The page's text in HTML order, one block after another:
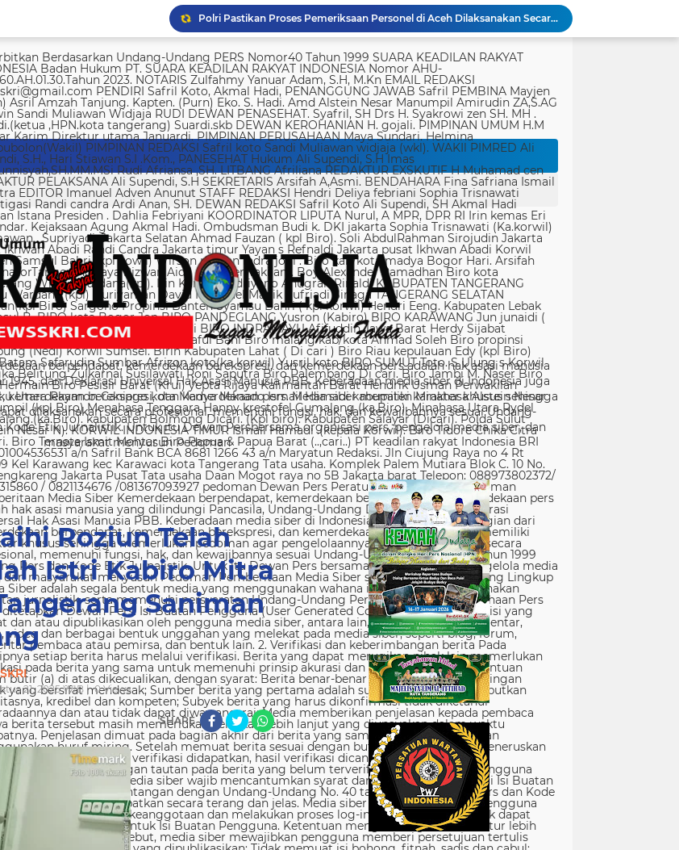
Polri Pastikan Proses Pemeriksaan Personel di Aceh Dilaksanakan Secara Profesional dan Transparan
Kondisi Makam Pahlawan Nasional Tuanku Imam Bonjol Dikeluhkan, Masyarakat Harap Pemerintah Segera Lakukan Pembenahan
35.936 Anak Muda Main Bareng di Kapolri Cup 2026, Wakapolri: Jangan Cuma Jadi Penonton, Jadilah Talenta Digital
Imigrasi deportasi 25 WN Vietnam terkait izin tinggal
zen SH. MH . Suardi.(ketua ,HPN.kota tangerang) Suardi.skb DEWAN KEROHANIAN H. gojali. PIMPINAN UMUM H.M Qemar Karim Direktur utama Januardi. PIMPINAN PERUSAHAAN Maya Sundari. Helmina Tampubolon(Wakil) PIMPINAN REDAKSI Safril koto Sandi Muliawan widjaja (wkl). WAKIl PIMRED Ali Supendi, S.H., Hari Stiawan S.I .Kom., PANESEHAT Hukum Ali Supendi, S.H Imas Hilatunnisyah,SH.MM.MSi Rudi Afriansa ,SH. LITBANG Afriliana REDAKTUR EXSKUTIF H Muhamad cen REDAKTUR PELAKSANA Ali Supendi, S.H SEKRETARIS Arsifah A,Asmi. BENDAHARA Fina Safriana Ismail Saputra EDITOR Imanuel Adven Anunut STAFF REDAKSI Hendri Deliya febriani Sophia Trisnawati Investigasi Randi candra Ardi Anan, SH. DEWAN REDAKSI Safril Koto Ali Supendi, SH Akmal Hadi Liputan Istana Presiden . Dahlia Febriyani KOORDINATOR LIPUTA Nurul, A MPR, DPR RI Irin kemas Eri Sunandar. Kejaksaan Agung Akmal Hadi. Ombudsman Budi k. DKI jakarta Sophia Trisnawati (Ka.korwil) Hermawan . Supriyadi. Jakarta Selatan Ahmad Fauzan ( kpl Biro). Soli AbdulRahman Sirojudin Jakarta barat Ikhwan Abadi Randi Candra Jakarta timur Yayan s Refnaldi Jakarta pusat Ikhwan Abadi Korwil Banten Samsul Bahri (kpl kowil) Wirson risman Indra joni . Biro kab/kota madya Bogor Hari. Arsifah KordinatorTangerang raya Rizwan Aidil ( kpl. Perwakilan). Boy Alexander Ramadhan Biro kota Tangerang Wisnu Wardana(kpl). Irin Kamas Andriyano Anugrah Rinaldi KABUPATEN TANGERANG Wisnu Wardana (kpl) Nuriyaman David Natanael Manik Sufriadi Sinaga TANGERANG SELATAN Dirman(kpl Biro) Sargono Propinsi Banten Syamsu Bahri ( kpl korwil) Hendri Eeng. Kabupaten Lebak Syamsul B. BIRO kota Bogor Jon BIRO PANDEGLANG Yusron (Kabiro) BIRO KARAWANG Jun junaidi ( kpl Biro) Ugi . BIRO KUNINGAN Nurhadi BIRO INDRAMAYU Afifuddin Jawa Barat Herdy Sijabat (kapowil). BIRO JAWA TIMUR Sofiyan Saful Bahi Biro malang kab/kota Ahmad Soleh Biro propinsi Lampung (Nedi) Korwil Sumsel. Birin Kabupaten Lahat ( Di cari ) Biro Riau kepulauan Edy (kpl Biro) Biro Batam Safarudin Sumbar Afrizon koto(ka korwil) Yusril koto BIRO SUMUT Toto. S Ulung s Korwil Bangka Belitung Zulkarnai Susilawati Roni Saputra Biro Palembang Di cari. Biro Jambi M. Naser Biro Riau Hermain Biro Pesisir Barat (Krui) yepta Rijaya Kalimantan Barat Hendrik Usman Perwakilan Maluku Utara Raymon Caniago kota Madya Manado Ismail Hamadi kabupaten Minahasa Alstein Nesar Manumpil (kpl Biro) Menahasa Tenggara Hanny krestofel Gumalang (ka.Biro). Minahasa Utara Rydel Gumalang.(ka.Biro). kabupaten Bolmong Dicari. (Kpl biro). Kabupaten Salayar (Dicari). Polda Sulut (Alstein Nesar N). KORWIL INDONESIA TIMUR Ismail Hamadi .(kepala Korwil). Biro Tidore Chika Citra lestari. Biro Ternate Ismit Mohtar Biro Papua & Papua Barat (..,cari..) PT keadilan rakyat Indonesia BRI 720701004536531 a/n Safril Bank BCA 8681 1266 43 a/n Maryatun Redaksi. Jln Ciujung Raya no 4 Rt 01/009 Kel Karawang kec Karawaci kota Tangerang Tata usaha. Komplek Palem Mutiara Blok C. 10 No. 66 Cengkareng Jakarta Pusat Tata usaha Daan Mogot raya no 5B Jakarta barat Telepon: 088973802372/ 0858315860 / 0821134676 /081367093927 pedoman Dewan Pers Peraturan Dewan Pers Pedoman Pemberitaan Media Siber Kemerdekaan berpendapat, kemerdekaan berekspresi, dan kemerdekaan pers adalah hak asasi manusia yang dilindungi Pancasila, Undang-Undang Dasar 1945, dan Deklarasi Universal Hak Asasi Manusia PBB. Keberadaan media siber di Indonesia juga merupakan bagian dari kemerdekaan berpendapat, kemerdekaan berekspresi, dan kemerdekaan pers. Media siber memiliki karakter khusus sehingga memerlukan pedoman agar pengelolaannya dapat dilaksanakan secara profesional, memenuhi fungsi, hak, dan kewajibannya sesuai Undang-Undang Nomor 40 Tahun 1999 tentang Pers dan Kode Etik Jurnalistik. Untuk itu Dewan Pers bersama organisasi pers, pengelola media siber, dan masyarakat menyusun Pedoman Pemberitaan Media Siber sebagai berikut: 1. Ruang Lingkup Media Siber adalah segala bentuk media yang menggunakan wahana internet dan melaksanakan kegiatan jurnalistik, serta memenuhi persyaratan Undang-Undang Pers dan Standar Perusahaan Pers yang ditetapkan Dewan Pers. Isi Buatan Pengguna (User Generated Content) adalah segala isi yang dibuat dan atau dipublikasikan oleh pengguna media siber, antara lain, artikel, gambar, komentar, suara, video dan berbagai bentuk unggahan yang melekat pada media siber, seperti blog, forum, komentar pembaca atau pemirsa, dan bentuk lain. 2. Verifikasi dan keberimbangan berita Pada prinsipnya setiap berita harus melalui verifikasi. Berita yang dapat merugikan pihak lain memerlukan verifikasi pada berita yang sama untuk memenuhi prinsip akurasi dan keberimbangan. Ketentuan dalam butir (a) di atas dikecualikan, dengan syarat: Berita benar-benar mengandung kepentingan publik yang bersifat mendesak; Sumber berita yang pertama adalah sumber yang jelas disebutkan identitasnya, kredibel dan kompeten; Subyek berita yang harus dikonfirmasi tidak diketahui keberadaannya dan atau tidak dapat diwawancarai; Media memberikan penjelasan kepada pembaca bahwa berita tersebut masih memerlukan verifikasi lebih lanjut yang diupayakan dalam waktu secepatnya. Penjelasan dimuat pada bagian akhir dari berita yang sama, di dalam kurung dan menggunakan huruf miring. Setelah memuat berita sesuai dengan butir (c), media wajib meneruskan upaya verifikasi, dan setelah verifikasi didapatkan, hasil verifikasi dicantumkan pada berita pemutakhiran (update) dengan tautan pada berita yang belum terverifikasi. 3. Isi Buatan Pengguna (User Generated Content) Media siber wajib mencantumkan syarat dan ketentuan mengenai Isi Buatan Pengguna yang tidak bertentangan dengan Undang-Undang No. 40 tahun 1999 tentang Pers dan Kode Etik Jurnalistik, yang ditempatkan secara terang dan jelas. Media siber mewajibkan setiap pengguna untuk melakukan registrasi keanggotaan dan melakukan proses log-in terlebih dahulu untuk dapat mempublikasikan semua bentuk Isi Buatan Pengguna. Ketentuan mengenai log-in akan diatur lebih lanjut. Dalam registrasi tersebut, media siber mewajibkan pengguna memberi persetujuan tertulis bahwa Isi Buatan Pengguna yang dipublikasikan: Tidak memuat isi bohong, fitnah, sadis dan cabul; Tidak memuat isi yang mengandung prasangka dan kebencian terkait dengan suku, agama, ras, dan antargolongan (SARA), serta menganjurkan tindakan kekerasan; Tidak memuat isi diskriminatif atas dasar perbedaan jenis kelamin dan bahasa, serta tidak merendahkan martabat orang lemah, miskin, sakit, cacat jiwa, atau cacat jasmani. Media siber memiliki kewenangan mutlak untuk mengedit atau menghapus Isi Buatan Pengguna yang bertentangan dengan butir (c). Media siber wajib menyediakan mekanisme pengaduan Isi Buatan Pengguna yang dinilai melanggar ketentuan pada butir (c). Mekanisme tersebut harus disediakan di tempat yang dengan mudah dapat diakses pengguna. Media siber wajib menyunting, menghapus, dan melakukan tindakan koreksi setiap Isi Buatan Pengguna yang dilaporkan dan melanggar ketentuan butir (c), sesegera mungkin secara proporsional selambat-lambatnya 2 x 24 jam setelah pengaduan diterima. Media siber yang telah memenuhi ketentuan pada butir (a), (b), (c), dan (f) tidak dibebani tanggung jawab atas masalah yang ditimbulkan akibat pemuatan isi yang melanggar ketentuan pada butir (c). Media siber bertanggung jawab atas Isi Buatan Pengguna yang dilaporkan bila tidak mengambil tindakan koreksi setelah batas waktu sebagaimana tersebut pada butir (f). 4. Ralat, Koreksi, dan Hak Jawab Ralat, koreksi, dan hak jawab mengacu pada Undang-Undang Pers, Kode Etik Jurnalistik, dan Pedoman Hak Jawab yang ditetapkan Dewan Pers. Ralat, koreksi dan atau hak jawab wajib ditautkan pada berita yang diralat, dikoreksi atau yang diberi hak jawab. Di setiap berita ralat, koreksi, dan hak jawab wajib dicantumkan waktu pemuatan ralat, koreksi, dan atau hak jawab tersebut. Bila suatu berita media siber tertentu disebarluaskan media siber lain, maka: Tanggung jawab media siber pembuat berita terbatas pada berita yang dipublikasikan di media siber tersebut atau media siber yang berada di bawah otoritas teknisnya; Koreksi berita yang dilakukan oleh sebuah media siber, juga harus dilakukan oleh media siber lain yang mengutip berita dari media siber yang dikoreksi itu; Media yang menyebarluaskan berita dari sebuah media siber dan tidak melakukan koreksi atas berita sesuai yang dilakukan oleh media siber pemilik dan atau pembuat berita tersebut, bertanggung jawab penuh atas semua akibat hukum dari berita yang tidak dikoreksinya itu. Sesuai dengan Undang-Undang Pers, media siber yang tidak melayani hak jawab dapat dijatuhi sanksi hukum pidana denda paling banyak Rp500.000.000 (Lima ratus juta rupiah). 5. Pencabutan Berita Berita yang sudah dipublikasikan tidak dapat dicabut karena alasan penyensoran dari pihak luar redaksi, kecuali terkait masalah SARA, kesusilaan, masa depan anak, pengalaman traumatik korban atau berdasarkan pertimbangan khusus lain yang ditetapkan Dewan Pers. Media siber lain wajib mengikuti pencabutan kutipan berita dari media asal yang telah dicabut. Pencabutan berita wajib disertai dengan alasan pencabutan dan diumumkan kepada publik. 6. Iklan Media siber wajib membedakan dengan tegas antara produk berita dan iklan. Setiap berita/artikel/isi yang merupakan iklan dan atau isi berbayar wajib mencantumkan keterangan ”advertorial”, ”iklan”, ”ads”, ”spons
berpendapat, kemerdekaan berekspresi, dan kemerdekaan pers adalah hak asasi manusia
dan Deklarasi Universal Hak Asasi Manusia PBB. Keberadaan media siber di Indonesia juga
berekspresi, dan kemerdekaan pers. Media siber memiliki karakter khusus sehingga
dilaksanakan secara profesional, memenuhi fungsi, hak, dan kewajibannya sesuai Undang-
Etik Jurnalistik. Untuk itu Dewan Persbersama organisasi pers, pengelola media siber, dan
masyarakat menyusun Pedoman
Roziun Telah
Istri Kabiro Mitra
Saniman
21, 2025 WIB | 0Views
SHARE